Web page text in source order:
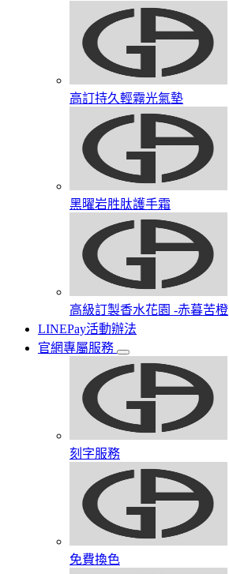
高訂持久輕霧光氣墊
黑曜岩胜肽護手霜​
高級訂製香水花園​ -赤暮苦橙
LINEPay活動辦法
官網專屬服務
刻字服務
免費換色